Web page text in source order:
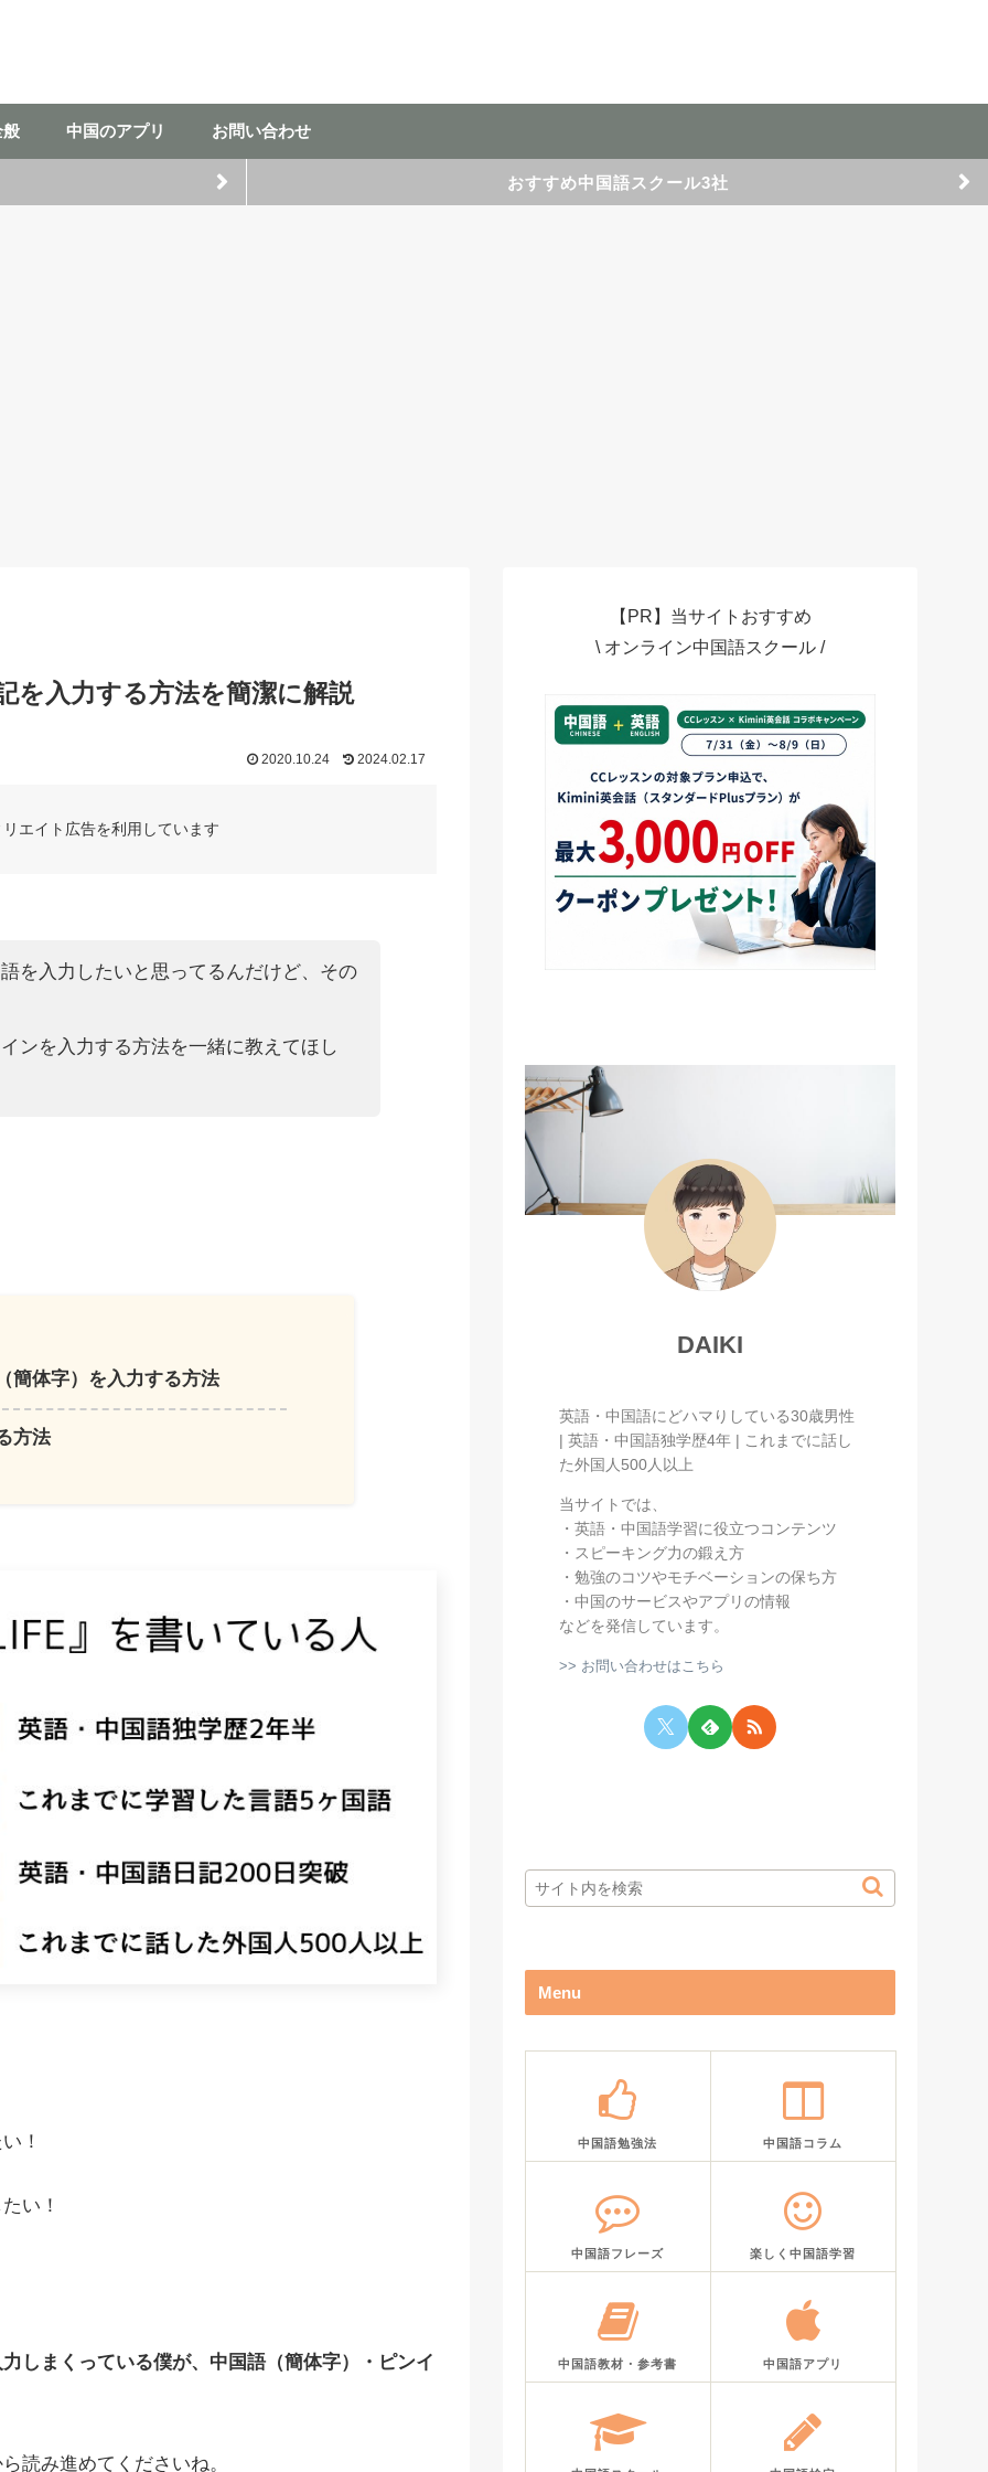
般 中国のアプリ お問い合わせ
おすすめ中国語スクール3社
を入力する方法を簡潔に解説
2020.10.24 2024.02.17
エイト広告を利用しています
を入力したいと思ってるんだけど、その
ンを入力する方法を一緒に教えてほし
簡体字）を入力する方法
方法
！
い！
しまくっている僕が、中国語（簡体字）・ピンイ
読み進めてくださいね。
【PR】当サイトおすすめ
\ オンライン中国語スクール /
DAIKI
英語・中国語にどハマりしている30歳男性
| 英語・中国語独学歴4年 | これまでに話し
た外国人500人以上
当サイトでは、
・英語・中国語学習に役立つコンテンツ
・スピーキング力の鍛え方
・勉強のコツやモチベーションの保ち方
・中国のサービスやアプリの情報
などを発信しています。
>> お問い合わせはこちら
Menu
中国語勉強法 中国語コラム
中国語フレーズ 楽しく中国語学習
中国語教材・参考書 中国語アプリ